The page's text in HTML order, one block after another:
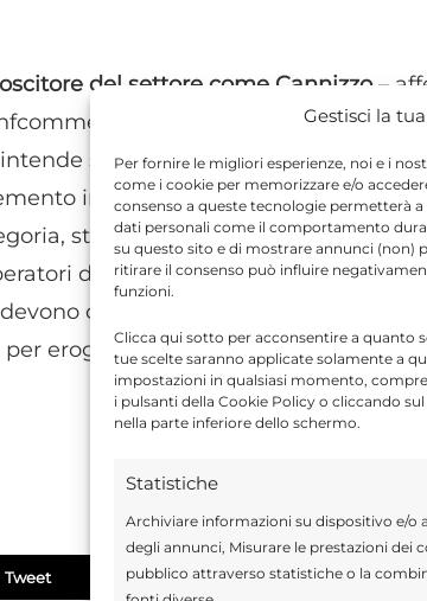
Gestisci la
Per fornire le migliori esperienze, noi e i
come i cookie per memorizzare e/o
consenso a queste tecnologie permetterà
dati personali come il comportamento
su questo sito e di mostrare annunci (non)
ritirare il consenso può influire
funzioni.
Clicca qui sotto per acconsentire a quanto
tue scelte saranno applicate solamente a
impostazioni in qualsiasi momento,
i pulsanti della Cookie Policy o cliccando
nella parte inferiore dello schermo.
Statistiche
Archiviare informazioni su dispositivo e/o
degli annunci, Misurare le prestazioni dei
pubblico attraverso statistiche o la
del settore come Cannizzo–
Ragusa, Gianluca Manenti
scommettersi in questo
imprescindibile per cercare di
stiamo cercando di creare le
di mettersi in linea con tutte le
consentirci di potere interagire
erogare quei servizi di qualità che
Tweet Send